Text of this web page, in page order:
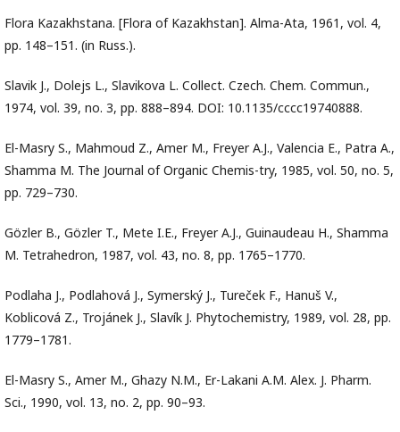
Flora Kazakhstana. [Flora of Kazakhstan]. Alma-Ata, 1961, vol. 4,
pp. 148–151. (in Russ.).
Slavik J., Dolejs L., Slavikova L. Collect. Czech. Chem. Commun.,
1974, vol. 39, no. 3, pp. 888–894. DOI: 10.1135/cccc19740888.
El-Masry S., Mahmoud Z., Amer M., Freyer A.J., Valencia E., Patra A.,
Shamma M. The Journal of Organic Chemis-try, 1985, vol. 50, no. 5,
pp. 729–730.
Gözler B., Gözler T., Mete I.E., Freyer A.J., Guinaudeau H., Shamma
M. Tetrahedron, 1987, vol. 43, no. 8, pp. 1765–1770.
Podlaha J., Podlahová J., Symerský J., Tureček F., Hanuš V.,
Koblicová Z., Trojánek J., Slavík J. Phytochemistry, 1989, vol. 28, pp.
1779–1781.
El-Masry S., Amer M., Ghazy N.M., Er-Lakani A.M. Alex. J. Pharm.
Sci., 1990, vol. 13, no. 2, pp. 90–93.